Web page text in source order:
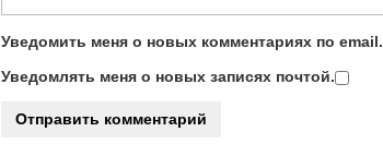
Уведомить меня о новых комментариях по email.
Уведомлять меня о новых записях почтой.